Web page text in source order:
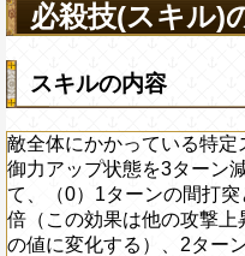
必殺技(スキル)
スキルの内容
敵全体にかかっている特
御力アップ状態を3ターン
て、（0）1ターンの間打
倍（この効果は他の攻撃
の値に変化する）、2ター